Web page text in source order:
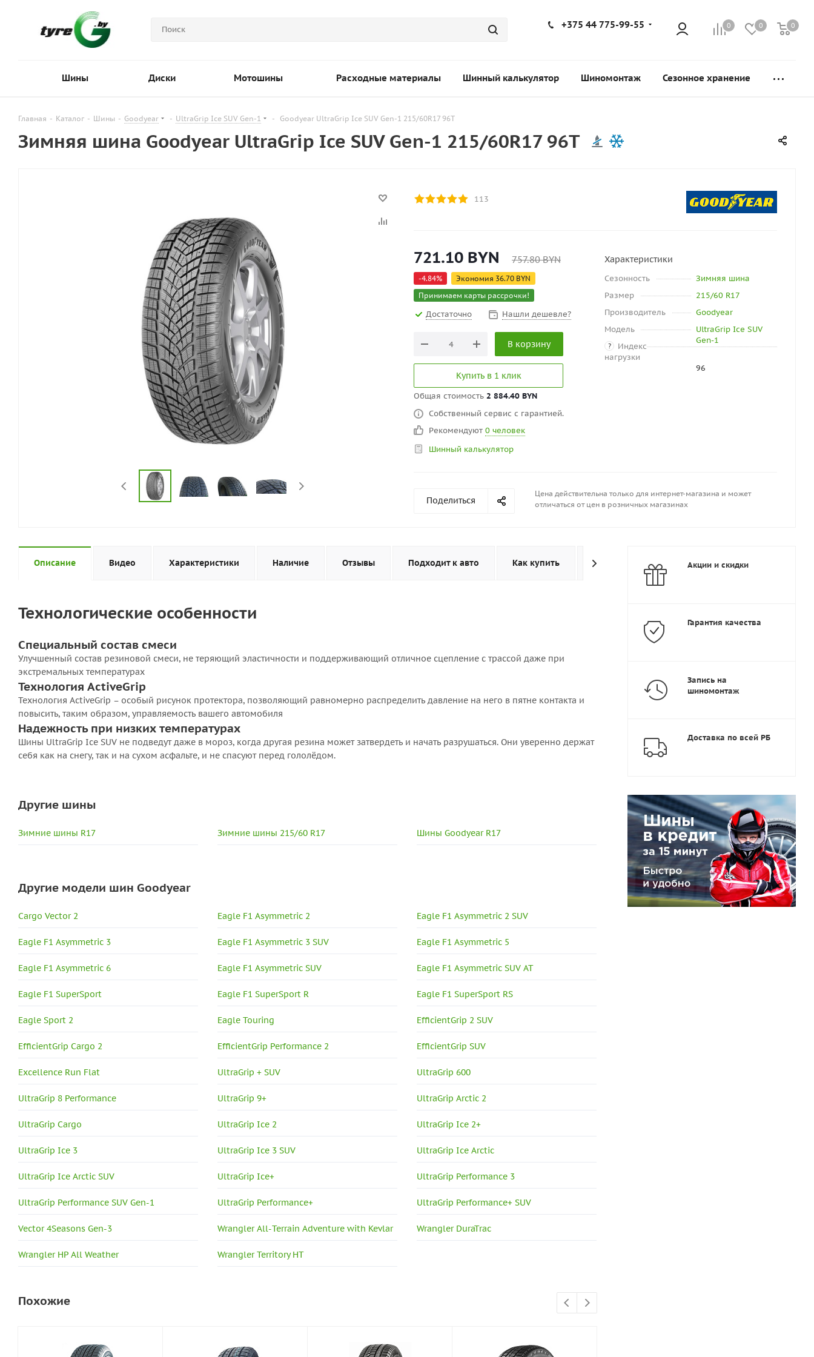
0 0 0
+375 44 775-99-55
Шины Диски Мотошины Расходные материалы Шинный калькулятор Шиномонтаж Сезонное хранение
Главная - Каталог - Шины - Goodyear - UltraGrip Ice SUV Gen-1 - Goodyear UltraGrip Ice SUV Gen-1 215/60R17 96T
Зимняя шина Goodyear UltraGrip Ice SUV Gen-1 215/60R17 96T
113
721.10 BYN 757.80BYN
-4.84% Экономия 36.70 BYN
Принимаем карты рассрочки!
Достаточно Нашли дешевле?
В корзину
Купить в 1 клик
Общая стоимость 2 884.40 BYN
Собственный сервис с гарантией.
Рекомендуют 0 человек
Шинный калькулятор
Характеристики
Сезонность
Зимняя шина
Размер
215/60 R17
Производитель
Goodyear
Модель
UltraGrip Ice SUV
Gen-1
?
Индекс
нагрузки
96
Поделиться
Цена действительна только для интернет-магазина и может
отличаться от цен в розничных магазинах
Описание Видео Характеристики Наличие Отзывы Подходит к авто Как купить Оплата Доставка Дополнительно
Технологические особенности
Специальный состав смеси
Улучшенный состав резиновой смеси, не теряющий эластичности и поддерживающий отличное сцепление с трассой даже при
экстремальных температурах
Технология ActiveGrip
Технология ActiveGrip – особый рисунок протектора, позволяющий равномерно распределить давление на него в пятне контакта и
повысить, таким образом, управляемость вашего автомобиля
Надежность при низких температурах
Шины UltraGrip Ice SUV не подведут даже в мороз, когда другая резина может затвердеть и начать разрушаться. Они уверенно держат
себя как на снегу, так и на сухом асфальте, и не спасуют перед гололёдом.
Другие шины
Зимние шины R17 Зимние шины 215/60 R17 Шины Goodyear R17
Другие модели шин Goodyear
Cargo Vector 2 Eagle F1 Asymmetric 2 Eagle F1 Asymmetric 2 SUV
Eagle F1 Asymmetric 3 Eagle F1 Asymmetric 3 SUV Eagle F1 Asymmetric 5
Eagle F1 Asymmetric 6 Eagle F1 Asymmetric SUV Eagle F1 Asymmetric SUV AT
Eagle F1 SuperSport Eagle F1 SuperSport R Eagle F1 SuperSport RS
Eagle Sport 2 Eagle Touring EfficientGrip 2 SUV
EfficientGrip Cargo 2 EfficientGrip Performance 2 EfficientGrip SUV
Excellence Run Flat UltraGrip + SUV UltraGrip 600
UltraGrip 8 Performance UltraGrip 9+ UltraGrip Arctic 2
UltraGrip Cargo UltraGrip Ice 2 UltraGrip Ice 2+
UltraGrip Ice 3 UltraGrip Ice 3 SUV UltraGrip Ice Arctic
UltraGrip Ice Arctic SUV UltraGrip Ice+ UltraGrip Performance 3
UltraGrip Performance SUV Gen-1 UltraGrip Performance+ UltraGrip Performance+ SUV
Vector 4Seasons Gen-3 Wrangler All-Terrain Adventure with Kevlar Wrangler DuraTrac
Wrangler HP All Weather Wrangler Territory HT
Похожие
Акции и скидки
Гарантия качества
Запись на
шиномонтаж
Доставка по всей РБ